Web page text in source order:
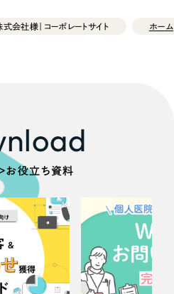
会社様｜コーポレートサイト ホーム
お役立ち資料